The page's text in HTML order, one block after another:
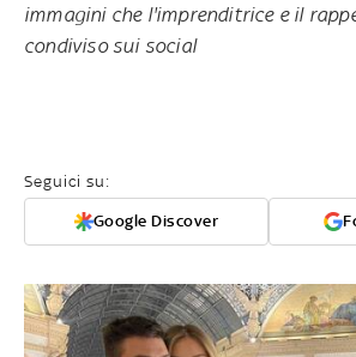
immagini che l'imprenditrice e il
condiviso sui social
Seguici su:
Google Discover